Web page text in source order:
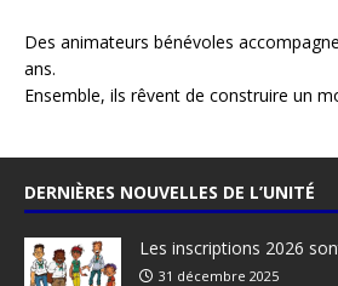
Des animateurs bénévoles
ans.
Ensemble, ils rêvent de construire un
DERNIÈRES NOUVELLES DE L’UNITÉ
Les inscriptions 2026
31 décembre 2025